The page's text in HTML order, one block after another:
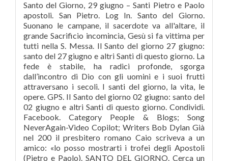
Santo del Giorno, 29 giugno – Santi Pietro e Paolo
apostoli. San Pietro. Log In. Santo del Giorno.
Suonano le campane, il sacerdote va all'altare, il
grande Sacrificio incomincia, Gesù si fa vittima per
tutti nella S. Messa. Il Santo del giorno 27 giugno:
santo del 27 giugno e altri Santi di questo giorno. La
fede è stabile, ha radici profonde, sgorga
dall’incontro di Dio con gli uomini e i suoi frutti
attraversano i secoli. I santi del giorno, la vita, le
opere. GPS. Il Santo del giorno 02 giugno: santo del
02 giugno e altri Santi di questo giorno. Condividi.
Facebook. Category People & Blogs; Song
NeverAgain-Video Copilot; Writers Bob Dylan Già
nel 200 il presbitero romano Caio scriveva a un
amico: «lo posso mostrarti i trofei degli Apostoli
(Pietro e Paolo). SANTO DEL GIORNO. Cerca un